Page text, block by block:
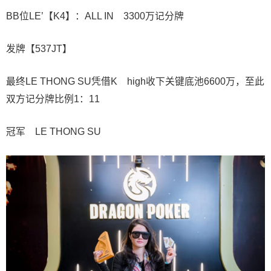
BB位LE’【K4】：ALL IN 3300万记分牌
发牌【537JT】
最终LE THONG SU凭借K high收下关键底池6600万，至此
双方记分牌比例1：11
冠军 LE THONG SU